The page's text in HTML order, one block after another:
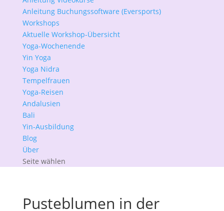
Anleitung Buchungssoftware (Eversports)
Workshops
Aktuelle Workshop-Übersicht
Yoga-Wochenende
Yin Yoga
Yoga Nidra
Tempelfrauen
Yoga-Reisen
Andalusien
Bali
Yin-Ausbildung
Blog
Über
Seite wählen
Pusteblumen in der